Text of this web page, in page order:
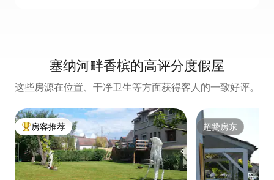
塞纳河畔香槟的高评分度假屋
这些房源在位置、干净卫生等方面获得客人的一致好评。
热门「房客推荐」
房客推荐 超赞房东
超赞房东